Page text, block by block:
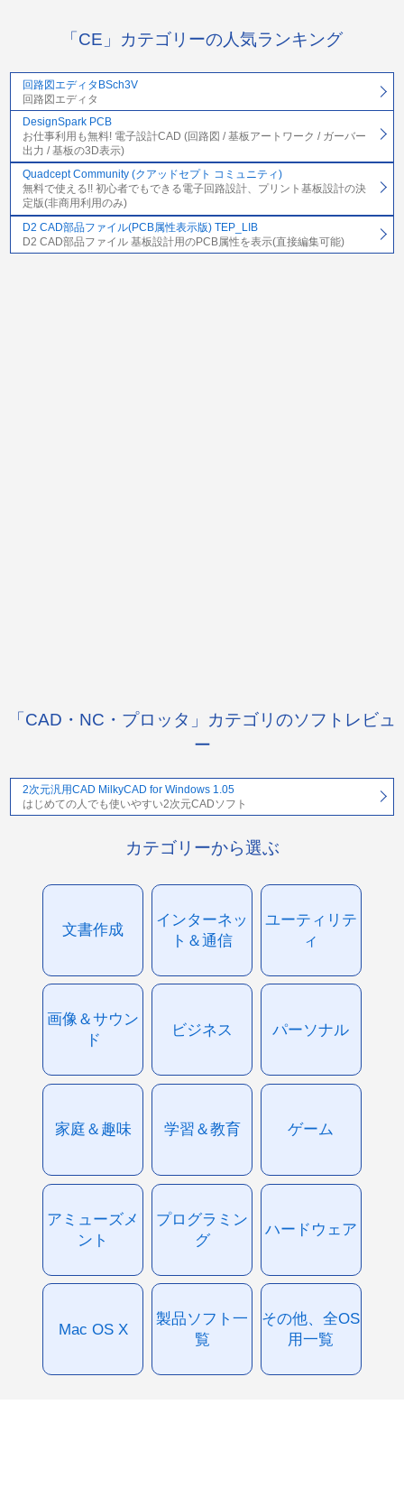
「CE」カテゴリーの人気ランキング
回路図エディタBSch3V
回路図エディタ
DesignSpark PCB
お仕事利用も無料! 電子設計CAD (回路図 / 基板アートワーク / ガーバー
出力 / 基板の3D表示)
Quadcept Community (クアッドセプト コミュニティ)
無料で使える!! 初心者でもできる電子回路設計、プリント基板設計の決
定版(非商用利用のみ)
D2 CAD部品ファイル(PCB属性表示版) TEP_LIB
D2 CAD部品ファイル 基板設計用のPCB属性を表示(直接編集可能)
「CAD・NC・プロッタ」カテゴリのソフトレビュ
ー
2次元汎用CAD MilkyCAD for Windows 1.05
はじめての人でも使いやすい2次元CADソフト
カテゴリーから選ぶ
文書作成
インターネッ
ト＆通信
ユーティリテ
ィ
画像＆サウン
ド
ビジネス パーソナル
家庭＆趣味 学習＆教育 ゲーム
アミューズメ
ント
プログラミン
グ
ハードウェア
Mac OS X
製品ソフト一
覧
その他、全OS
用一覧